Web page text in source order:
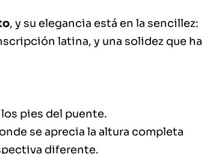
, y su elegancia está en la sencillez:
latina, y una solidez que ha
pies del puente.
se aprecia la altura completa
diferente.